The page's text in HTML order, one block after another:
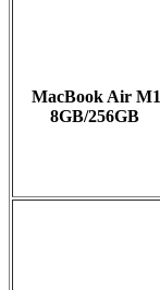
MacBook Air M1
8GB/256GB